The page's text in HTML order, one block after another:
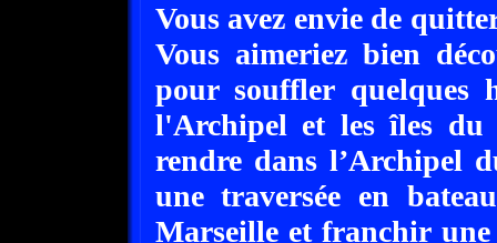
Vous avez envie de
Vous aimeriez bien
pour souffler quelques
l'Archipel et les îles
rendre dans l’Archipel
une traversée en
Marseille et franchir